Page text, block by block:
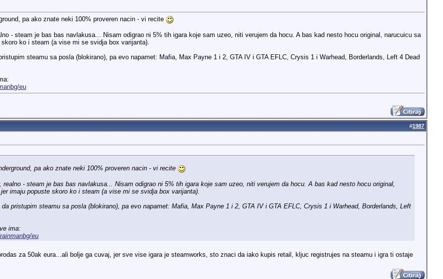
pa ako znate neki 100% proveren nacin - vi recite
- steam je bas bas navlakusa... Nisam odigrao ni 5% tih igara koje sam uzeo, niti verujem da hocu. A bas kad nesto hocu original, narucuicu sa
ko i steam (a vise mi se svidja box varijanta).
steamu sa posla (blokirano), pa evo napamet: Mafia, Max Payne 1 i 2, GTA IV i GTA EFLC, Crysis 1 i Warhead, Borderlands, Left 4 Dead
eu
#1987
pa ako znate neki 100% proveren nacin - vi recite
- steam je bas bas navlakusa... Nisam odigrao ni 5% tih igara koje sam uzeo, niti verujem da hocu. A bas kad nesto hocu original,
imaju popuste skoro ko i steam (a vise mi se svidja box varijanta).
pristupim steamu sa posla (blokirano), pa evo napamet: Mafia, Max Payne 1 i 2, GTA IV i GTA EFLC, Crysis 1 i Warhead, Borderlands, Left
ima:
eu
za 50ak eura...ali bolje ga cuvaj, jer sve vise igara je steamworks, sto znaci da iako kupis retail, kljuc registrujes na steamu i igra ti ostaje